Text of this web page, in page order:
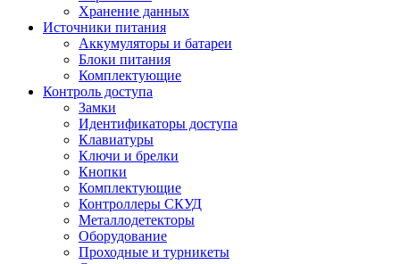
Хранение данных
Источники питания
Аккумуляторы и батареи
Блоки питания
Комплектующие
Контроль доступа
Замки
Идентификаторы доступа
Клавиатуры
Ключи и брелки
Кнопки
Комплектующие
Контроллеры СКУД
Металлодетекторы
Оборудование
Проходные и турникеты